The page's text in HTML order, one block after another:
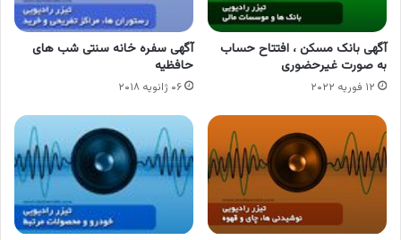
آگهی بانک مسکن ، افتتاح حساب
به صورت غیرحضوری
۱۲ فوریه ۲۰۲۲
آگهی سفره خانه سنتی شب های
حافظیه
۰۶ ژانویه ۲۰۱۸